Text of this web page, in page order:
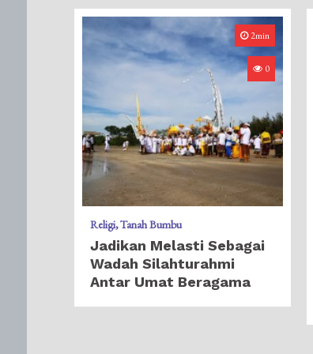
2min
0
Religi Tanah Bumbu
Jadikan Melasti Sebagai
Wadah Silahturahmi
Antar Umat Beragama